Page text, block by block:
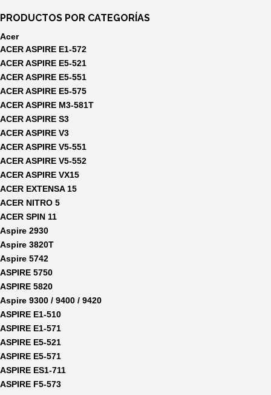
PRODUCTOS POR CATEGORÍAS
Acer
ACER ASPIRE E1-572
ACER ASPIRE E5-521
ACER ASPIRE E5-551
ACER ASPIRE E5-575
ACER ASPIRE M3-581T
ACER ASPIRE S3
ACER ASPIRE V3
ACER ASPIRE V5-551
ACER ASPIRE V5-552
ACER ASPIRE VX15
ACER EXTENSA 15
ACER NITRO 5
ACER SPIN 11
Aspire 2930
Aspire 3820T
Aspire 5742
ASPIRE 5750
ASPIRE 5820
Aspire 9300 / 9400 / 9420
ASPIRE E1-510
ASPIRE E1-571
ASPIRE E5-521
ASPIRE E5-571
ASPIRE ES1-711
ASPIRE F5-573